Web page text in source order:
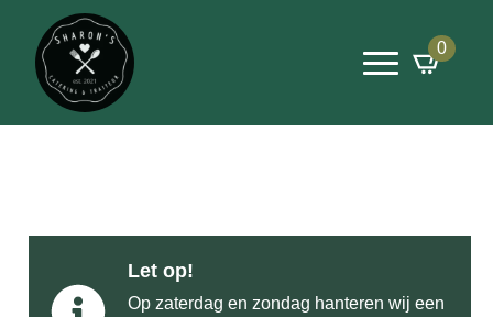
0
Let op!
Op zaterdag en zondag hanteren wij een